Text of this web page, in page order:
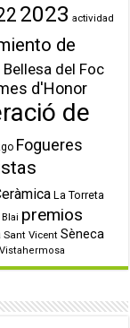
2023 actividad
de
Bellesa del Foc
d'Honor
de
Fogueres
La Torreta
premios
Sant Vicent Sèneca